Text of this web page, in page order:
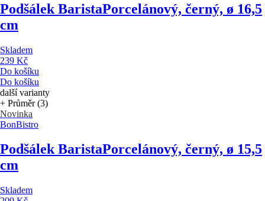
Podšálek BaristaPorcelánový, černý, ø 16,5
cm
Skladem
239 Kč
Do košíku
Do košíku
další varianty
+ Průměr (3)
Novinka
BonBistro
Podšálek BaristaPorcelánový, černý, ø 15,5
cm
Skladem